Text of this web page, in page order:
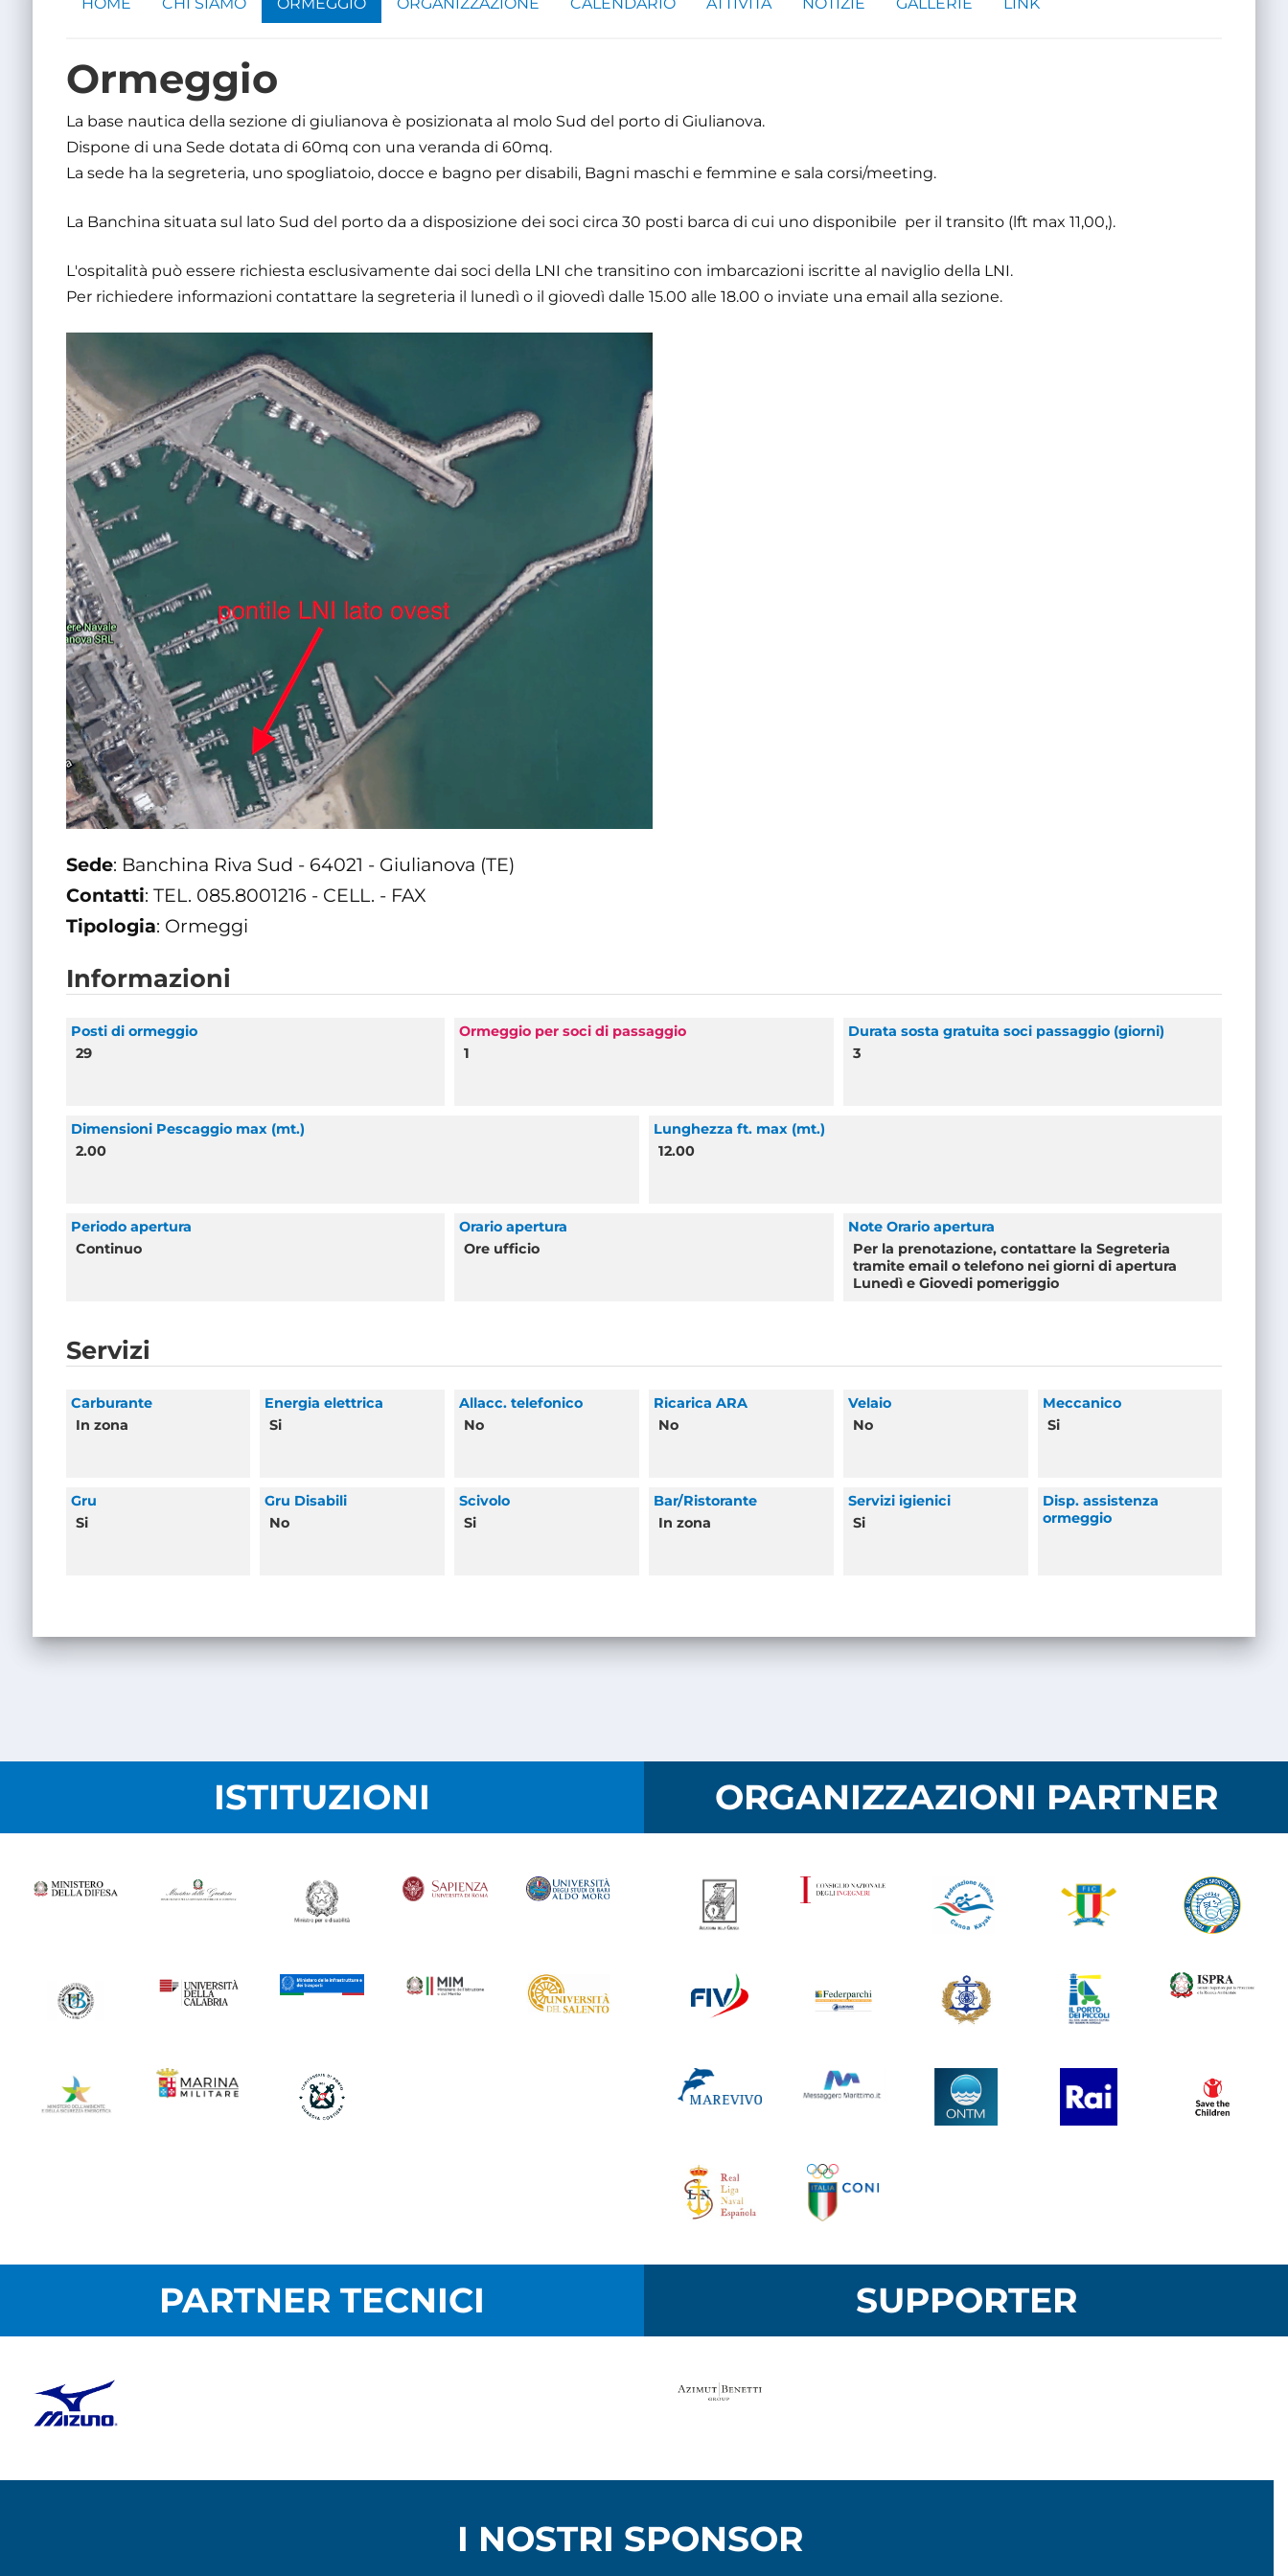
Ormeggio
La base nautica della sezione di giulianova è posizionata al molo Sud del porto di Giulianova.
Dispone di una Sede dotata di 60mq con una veranda di 60mq.
La sede ha la segreteria, uno spogliatoio, docce e bagno per disabili, Bagni maschi e femmine e sala corsi/meeting.
La Banchina situata sul lato Sud del porto da a disposizione dei soci circa 30 posti barca di cui uno disponibile per il transito (lft max 11,00,).
L'ospitalità può essere richiesta esclusivamente dai soci della LNI che transitino con imbarcazioni iscritte al naviglio della LNI.
Per richiedere informazioni contattare la segreteria il lunedì o il giovedì dalle 15.00 alle 18.00 o inviate una email alla sezione.
Sede: Banchina Riva Sud - 64021 - Giulianova (TE)
Contatti: TEL. 085.8001216 - CELL. - FAX
Tipologia: Ormeggi
Informazioni
Posti di ormeggio
29
Ormeggio per soci di passaggio
1
Durata sosta gratuita soci passaggio (giorni)
3
Dimensioni Pescaggio max (mt.)
2.00
Lunghezza ft. max (mt.)
12.00
Periodo apertura
Continuo
Orario apertura
Ore ufficio
Note Orario apertura
Per la prenotazione, contattare la Segreteria
tramite email o telefono nei giorni di apertura
Lunedì e Giovedi pomeriggio
Servizi
Carburante
In zona
Energia elettrica
Si
Allacc. telefonico
No
Ricarica ARA
No
Velaio
No
Meccanico
Si
Gru
Si
Gru Disabili
No
Scivolo
Si
Bar/Ristorante
In zona
Servizi igienici
Si
Disp. assistenza
ormeggio
ISTITUZIONI ORGANIZZAZIONI PARTNER
PARTNER TECNICI SUPPORTER
I NOSTRI SPONSOR